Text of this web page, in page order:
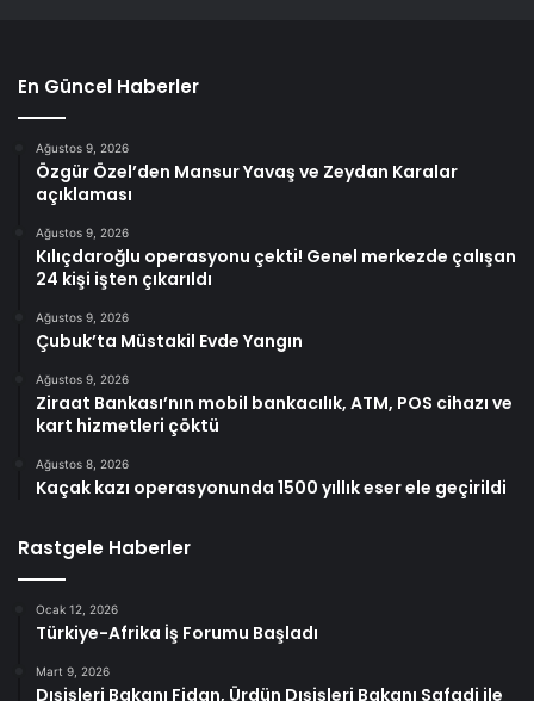
En Güncel Haberler
Ağustos 9, 2026
Özgür Özel’den Mansur Yavaş ve Zeydan Karalar
açıklaması
Ağustos 9, 2026
Kılıçdaroğlu operasyonu çekti! Genel merkezde çalışan
24 kişi işten çıkarıldı
Ağustos 9, 2026
Çubuk’ta Müstakil Evde Yangın
Ağustos 9, 2026
Ziraat Bankası’nın mobil bankacılık, ATM, POS cihazı ve
kart hizmetleri çöktü
Ağustos 8, 2026
Kaçak kazı operasyonunda 1500 yıllık eser ele geçirildi
Rastgele Haberler
Ocak 12, 2026
Türkiye-Afrika İş Forumu Başladı
Mart 9, 2026
Dışişleri Bakanı Fidan, Ürdün Dışişleri Bakanı Safadi ile